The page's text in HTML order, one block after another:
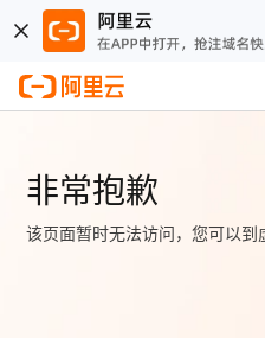
非常抱歉
该页面暂时无法访问，您可以